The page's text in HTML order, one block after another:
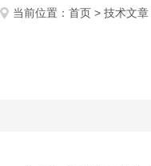
当前位置： 首页 > 技术文章